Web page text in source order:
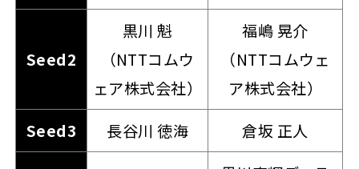
Seed2
黒川 魁
（NTTコムウ
ェア株式会社）
福嶋 晃介
（NTTコムウェ
ア株式会社）
Seed3
長谷川 徳海 倉坂 正人